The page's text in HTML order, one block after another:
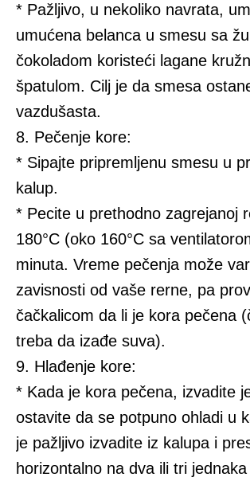
* Pažljivo, u nekoliko navrata,
umućena belanca u smesu sa
čokoladom koristeći lagane
špatulom. Cilj je da smesa
vazdušasta.
8. Pečenje kore:
* Sipajte pripremljenu smesu u
kalup.
* Pecite u prethodno zagrejanoj
180°C (oko 160°C sa
minuta. Vreme pečenja može
zavisnosti od vaše rerne, pa
čačkalicom da li je kora pečena
treba da izađe suva).
9. Hlađenje kore:
* Kada je kora pečena, izvadite
ostavite da se potpuno ohladi u
je pažljivo izvadite iz kalupa i
horizontalno na dva ili tri jednaka